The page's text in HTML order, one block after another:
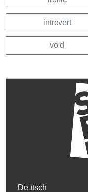
introvert
void
Deutsch